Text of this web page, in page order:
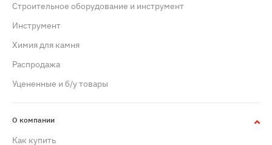
Строительное оборудование и инструмент
Инструмент
Химия для камня
Распродажа
Уцененные и б/у товары
О компании
Как купить